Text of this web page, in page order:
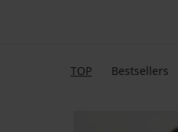
TOP Bestsellers